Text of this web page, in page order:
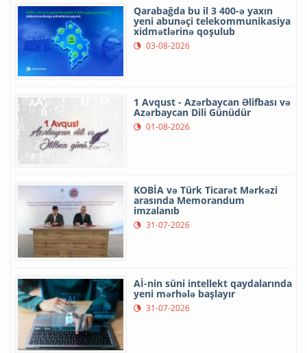
Qarabağda bu il 3 400-ə yaxın
yeni abunəçi telekommunikasiya
xidmətlərinə qoşulub
03-08-2026
1 Avqust - Azərbaycan Əlifbası və
Azərbaycan Dili Günüdür
01-08-2026
KOBİA və Türk Ticarət Mərkəzi
arasında Memorandum
imzalanıb
31-07-2026
Aİ-nin süni intellekt qaydalarında
yeni mərhələ başlayır
31-07-2026